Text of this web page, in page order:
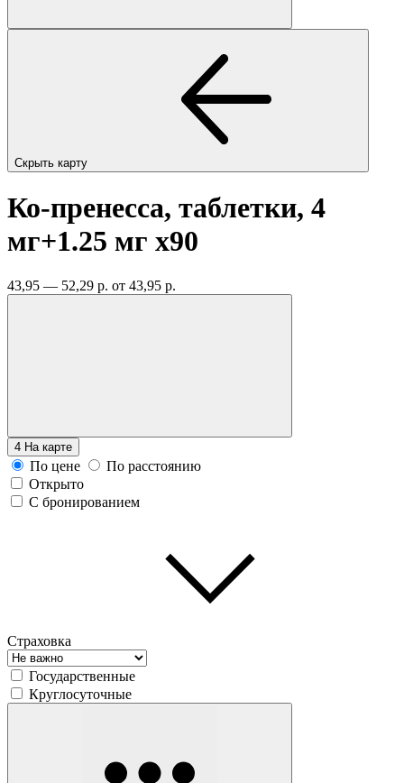
Скрыть карту
Ко-пренесса, таблетки, 4
мг+1.25 мг x90
43,95 — 52,29 р. от 43,95 р.
4 На карте
По цене
По расстоянию
Открыто
С бронированием
Страховка
Государственные
Круглосуточные